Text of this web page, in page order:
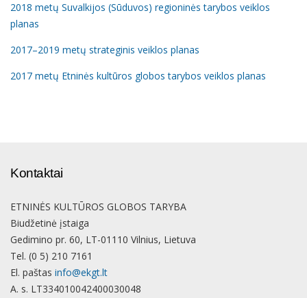
2018 metų Suvalkijos (Sūduvos) regioninės tarybos veiklos
planas
2017–2019 metų strateginis veiklos planas
2017 metų Etninės kultūros globos tarybos veiklos planas
Kontaktai
ETNINĖS KULTŪROS GLOBOS TARYBA
Biudžetinė įstaiga
Gedimino pr. 60, LT-01110 Vilnius, Lietuva
Tel. (0 5) 210 7161
El. paštas info@ekgt.lt
A. s. LT334010042400030048